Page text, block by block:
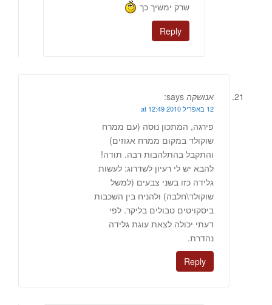
שרק ימשיך כך
Reply
אנושקה says:
12 באפריל 2010 at 12:49
פירגה, המתכון נוסה (עם ממרח
שוקולד במקום ממרח אגוזים)
והתקבל בהתלהבות רבה. תודה!
להבא יש לי רעיון לשדרוג: לעשות
גלידה כזו בשני צבעים (למשל
שוקולד\חלבה) ולהניח בין השכבות
ביסקויטים טבולים בליקר. לפי
דעתי יכולה לצאת עוגת גלידה
נהדרת.
Reply